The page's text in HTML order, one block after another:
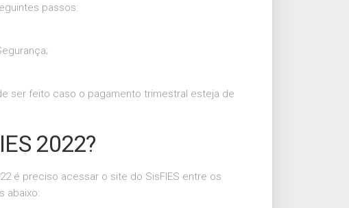
passos:
ser feito caso o pagamento trimestral esteja de
2022?
é preciso acessar o site do SisFIES entre os
abaixo: